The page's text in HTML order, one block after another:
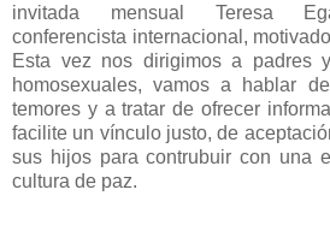
invitada mensual Teresa
conferencista internacional,
Esta vez nos dirigimos a padres
homosexuales, vamos a hablar
temores y a tratar de ofrecer
facilite un vínculo justo, de
sus hijos para contrubuir con una
cultura de paz.